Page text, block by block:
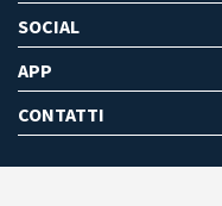
SOCIAL
APP
CONTATTI